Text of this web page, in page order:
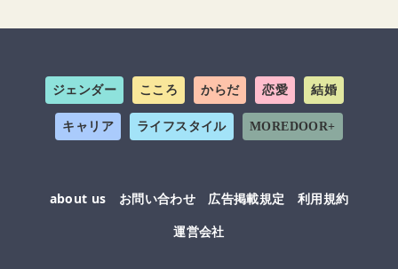
ジェンダー こころ からだ 恋愛 結婚
キャリア ライフスタイル MOREDOOR+
about us お問い合わせ 広告掲載規定
利用規約
運営会社